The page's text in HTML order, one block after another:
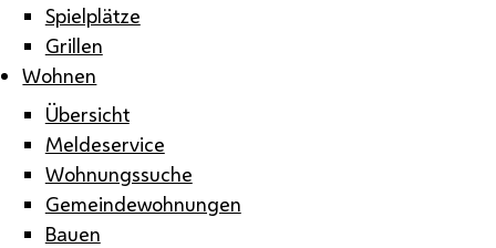
Spielplätze
Grillen
Wohnen
Übersicht
Meldeservice
Wohnungssuche
Gemeindewohnungen
Bauen